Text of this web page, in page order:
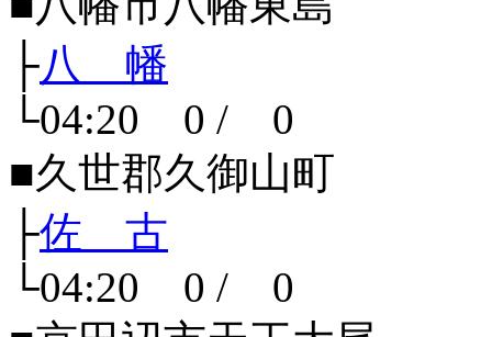
├八 幡
└04:20 0 / 0
■久世郡久御山町
├佐 古
└04:20 0 / 0